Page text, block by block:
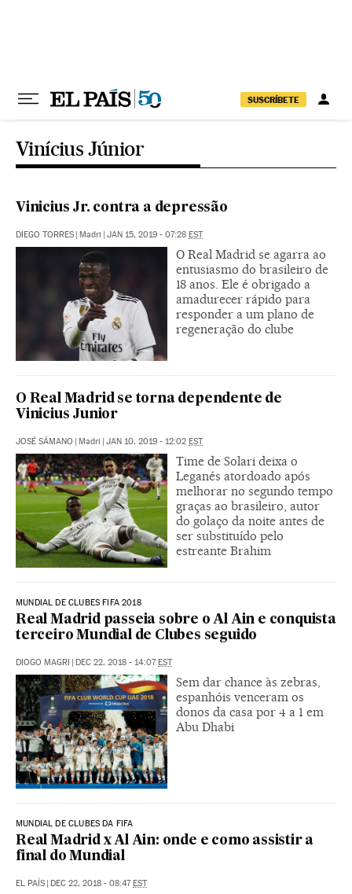
SUSCRÍBETE
Vinícius Júnior
Vinicius Jr. contra a depressão
DIEGO TORRES | Madri | JAN 15, 2019 - 07:28 EST
O Real Madrid se agarra ao
entusiasmo do brasileiro de
18 anos. Ele é obrigado a
amadurecer rápido para
responder a um plano de
regeneração do clube
O Real Madrid se torna dependente de
Vinicius Junior
JOSÉ SÁMANO | Madri | JAN 10, 2019 - 12:02 EST
Time de Solari deixa o
Leganés atordoado após
melhorar no segundo tempo
graças ao brasileiro, autor
do golaço da noite antes de
ser substituído pelo
estreante Brahim
MUNDIAL DE CLUBES FIFA 2018
Real Madrid passeia sobre o Al Ain e conquista
terceiro Mundial de Clubes seguido
DIOGO MAGRI | DEC 22, 2018 - 14:07EST
Sem dar chance às zebras,
espanhóis venceram os
donos da casa por 4 a 1 em
Abu Dhabi
MUNDIAL DE CLUBES DA FIFA
Real Madrid x Al Ain: onde e como assistir a
final do Mundial
EL PAÍS | DEC 22, 2018 - 08:47EST